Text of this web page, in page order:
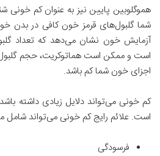
هموگلوبین پایین نیز به عنوان کم خونی
شما گلبول‌های قرمز خون کافی در بدن خود
آزمایش خون نشان می‌دهد که تعداد
است و ممکن است هماتوکریت، حجم
اجزای خون شما کم باشد.
کم خونی می‌تواند دلایل زیادی داشته
است. علائم رایج کم خونی می‌تواند شامل
فرسودگی